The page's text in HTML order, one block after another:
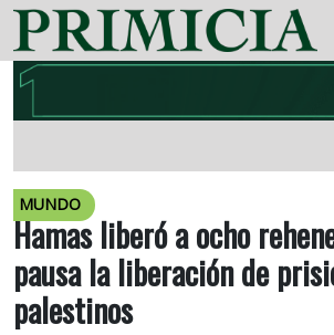
MUNDO
Hamas liberó a ocho
pausa la liberación de
palestinos